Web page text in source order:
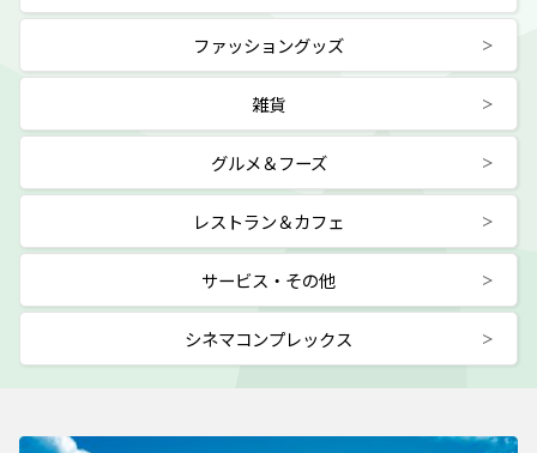
ファッショングッズ
雑貨
グルメ＆フーズ
レストラン＆カフェ
サービス・その他
シネマコンプレックス